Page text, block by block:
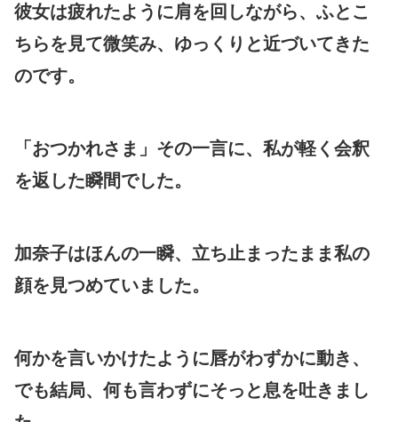
彼女は疲れたように肩を回しながら、ふとこ
ちらを見て微笑み、ゆっくりと近づいてきた
のです。
「おつかれさま」その一言に、私が軽く会釈
を返した瞬間でした。
加奈子はほんの一瞬、立ち止まったまま私の
顔を見つめていました。
何かを言いかけたように唇がわずかに動き、
でも結局、何も言わずにそっと息を吐きまし